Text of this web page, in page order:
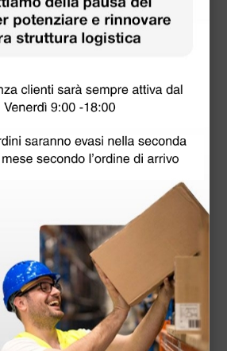
chiaro e corretto,